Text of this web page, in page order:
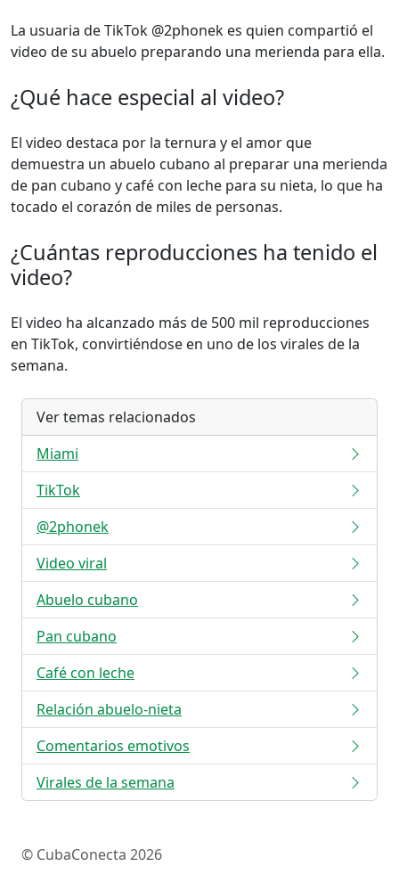
La usuaria de TikTok @2phonek es quien compartió el
video de su abuelo preparando una merienda para ella.
¿Qué hace especial al video?
El video destaca por la ternura y el amor que
demuestra un abuelo cubano al preparar una merienda
de pan cubano y café con leche para su nieta, lo que ha
tocado el corazón de miles de personas.
¿Cuántas reproducciones ha tenido el
video?
El video ha alcanzado más de 500 mil reproducciones
en TikTok, convirtiéndose en uno de los virales de la
semana.
Ver temas relacionados
Miami
TikTok
@2phonek
Video viral
Abuelo cubano
Pan cubano
Café con leche
Relación abuelo-nieta
Comentarios emotivos
Virales de la semana
© CubaConecta 2026